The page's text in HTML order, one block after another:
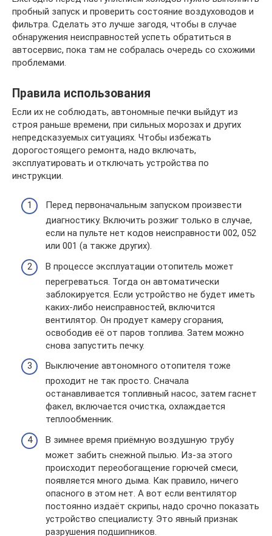
пробный запуск и проверить состояние воздуховодов и
фильтра. Сделать это лучше загодя, чтобы в случае
обнаружения неисправностей успеть обратиться в
автосервис, пока там не собралась очередь со схожими
проблемами.
Правила использования
Если их не соблюдать, автономные печки выйдут из
строя раньше времени, при сильных морозах и других
непредсказуемых ситуациях. Чтобы избежать
дорогостоящего ремонта, надо включать,
эксплуатировать и отключать устройства по
инструкции.
Перед первоначальным запуском произвести
диагностику. Включить розжиг только в случае,
если на пульте нет кодов неисправности 002, 052
или 001 (а также других).
В процессе эксплуатации отопитель может
перегреваться. Тогда он автоматически
заблокируется. Если устройство не будет иметь
каких-либо неисправностей, включится
вентилятор. Он продует камеру сгорания,
освободив её от паров топлива. Затем можно
снова запустить печку.
Выключение автономного отопителя тоже
проходит не так просто. Сначала
останавливается топливный насос, затем гаснет
факел, включается очистка, охлаждается
теплообменник.
В зимнее время приёмную воздушную трубу
может забить снежной пылью. Из-за этого
происходит переобогащение горючей смеси,
появляется много дыма. Как правило, ничего
опасного в этом нет. А вот если вентилятор
постоянно издаёт скрипы, надо срочно показать
устройство специалисту. Это явный признак
разрушения подшипников.